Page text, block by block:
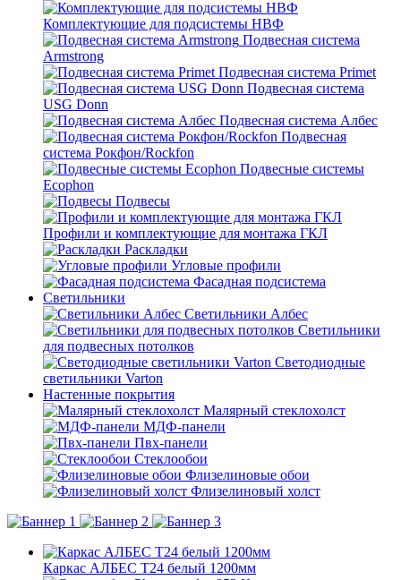
Комплектующие для подсистемы НВФ
Подвесная система
Armstrong
Подвесная система Primet
Подвесная система
USG Donn
Подвесная система Албес
Подвесная
система Рокфон/Rockfon
Подвесные системы
Ecophon
Подвесы
Профили и комплектующие для монтажа ГКЛ
Раскладки
Угловые профили
Фасадная подсистема
Светильники
Светильники Албес
Светильники
для подвесных потолков
Светодиодные
светильники Varton
Настенные покрытия
Малярный стеклохолст
МДФ-панели
Пвх-панели
Стеклообои
Флизелиновые обои
Флизелиновый холст
Каркас АЛБЕС Т24 белый 1200мм